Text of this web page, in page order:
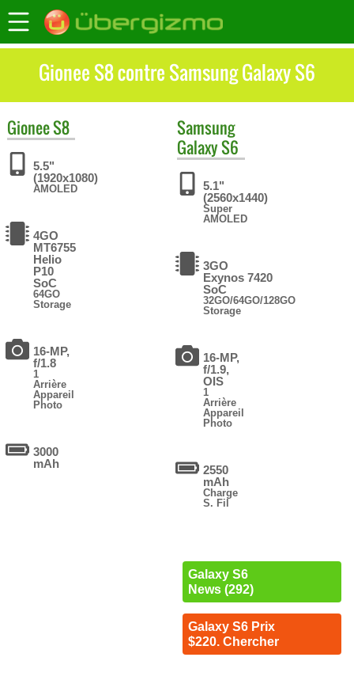
Gionee S8 contre Samsung Galaxy S6
GioneeS8
5.5"
(1920x1080)
AMOLED
4GO
MT6755
Helio
P10
SoC
64GO
Storage
16-MP,
f/1.8
1
Arrière
Appareil
Photo
3000
mAh
Samsung
Galaxy S6
5.1"
(2560x1440)
Super
AMOLED
3GO
Exynos 7420
SoC
32GO/64GO/128GO
Storage
16-MP,
f/1.9,
OIS
1
Arrière
Appareil
Photo
2550
mAh
Charge
S. Fil
Galaxy S6
News (292)
Galaxy S6 Prix
$220. Chercher